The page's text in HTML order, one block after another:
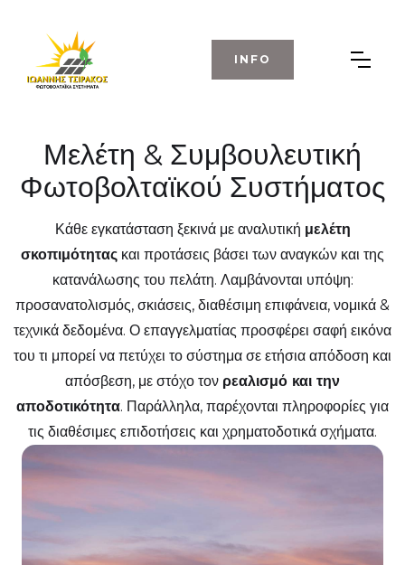
INFO
Μελέτη & Συμβουλευτική
Φωτοβολταϊκού Συστήματος
Κάθε εγκατάσταση ξεκινά με αναλυτική μελέτη
σκοπιμότητας και προτάσεις βάσει των αναγκών και της
κατανάλωσης του πελάτη. Λαμβάνονται υπόψη:
προσανατολισμός, σκιάσεις, διαθέσιμη επιφάνεια, νομικά &
τεχνικά δεδομένα. Ο επαγγελματίας προσφέρει σαφή εικόνα
του τι μπορεί να πετύχει το σύστημα σε ετήσια απόδοση και
απόσβεση, με στόχο τον ρεαλισμό και την
αποδοτικότητα. Παράλληλα, παρέχονται πληροφορίες για
τις διαθέσιμες επιδοτήσεις και χρηματοδοτικά σχήματα.